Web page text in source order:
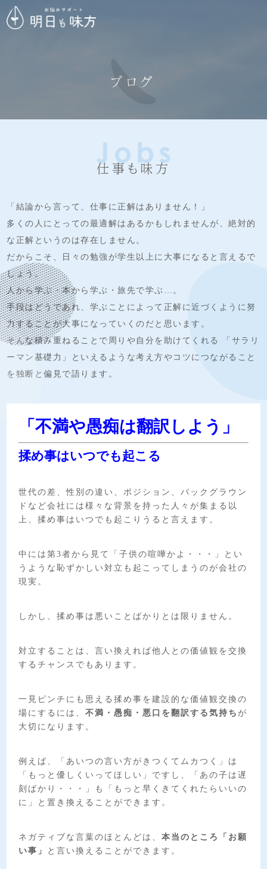
ブログ
仕事も味方
「結論から言って、仕事に正解はありません！」
多くの人にとっての最適解はあるかもしれませんが、絶対的
な正解というのは存在しません。
だからこそ、日々の勉強が学生以上に大事になると言えるで
しょう。
人から学ぶ・本から学ぶ・旅先で学ぶ…。
手段はどうであれ、学ぶことによって正解に近づくように努
力することが大事になっていくのだと思います。
そんな積み重ねることで周りや自分を助けてくれる
「サラリ
ーマン基礎力」といえるような考え方やコツにつながること
を独断と偏見で語ります。
「不満や愚痴は翻訳しよう」
揉め事はいつでも起こる
世代の差、性別の違い、ポジション、バックグラウン
ドなど会社には様々な背景を持った人々が集まる以
上、揉め事はいつでも起こりうると言えます。
中には第3者から見て「子供の喧嘩かよ・・・」とい
うような恥ずかしい対立も起こってしまうのが会社の
現実。
しかし、揉め事は悪いことばかりとは限りません。
対立することは、言い換えれば他人との価値観を交換
するチャンスでもあります。
一見ピンチにも思える揉め事を建設的な価値観交換の
場にするには、不満・愚痴・悪口を翻訳する気持ち が
大切になります。
例えば、「あいつの言い方がきつくてムカつく」は
「もっと優しくいってほしい」ですし、「あの子は遅
刻ばかり・・・」も「もっと早くきてくれたらいいの
に」と置き換えることができます。
ネガティブな言葉のほとんどは、本当のところ「お願
い事」
と言い換えることができます。